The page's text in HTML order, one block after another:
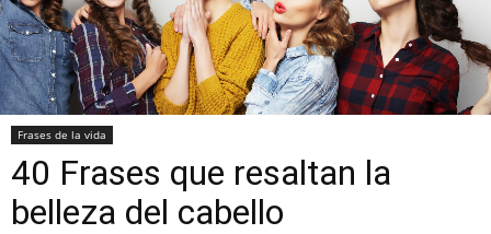
Frases de la vida
40 Frases que resaltan la
belleza del cabello